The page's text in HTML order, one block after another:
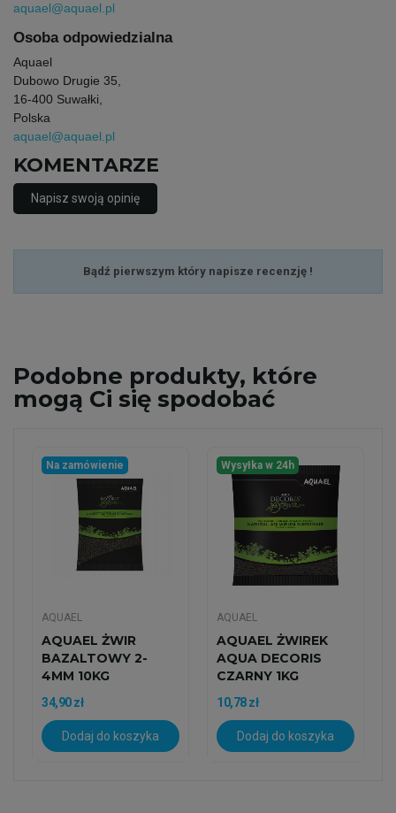
aquael@aquael.pl
Osoba odpowiedzialna
Aquael
Dubowo Drugie 35,
16-400 Suwałki,
Polska
aquael@aquael.pl
KOMENTARZE
Napisz swoją opinię
Bądź pierwszym który napisze recenzję !
Podobne produkty, które
mogą Ci się spodobać
Na zamówienie
AQUAEL
AQUAEL ŻWIR
BAZALTOWY 2-
4MM 10KG
34,90 zł
Dodaj do koszyka
Wysyłka w 24h
AQUAEL
AQUAEL ŻWIREK
AQUA DECORIS
CZARNY 1KG
10,78 zł
Dodaj do koszyka